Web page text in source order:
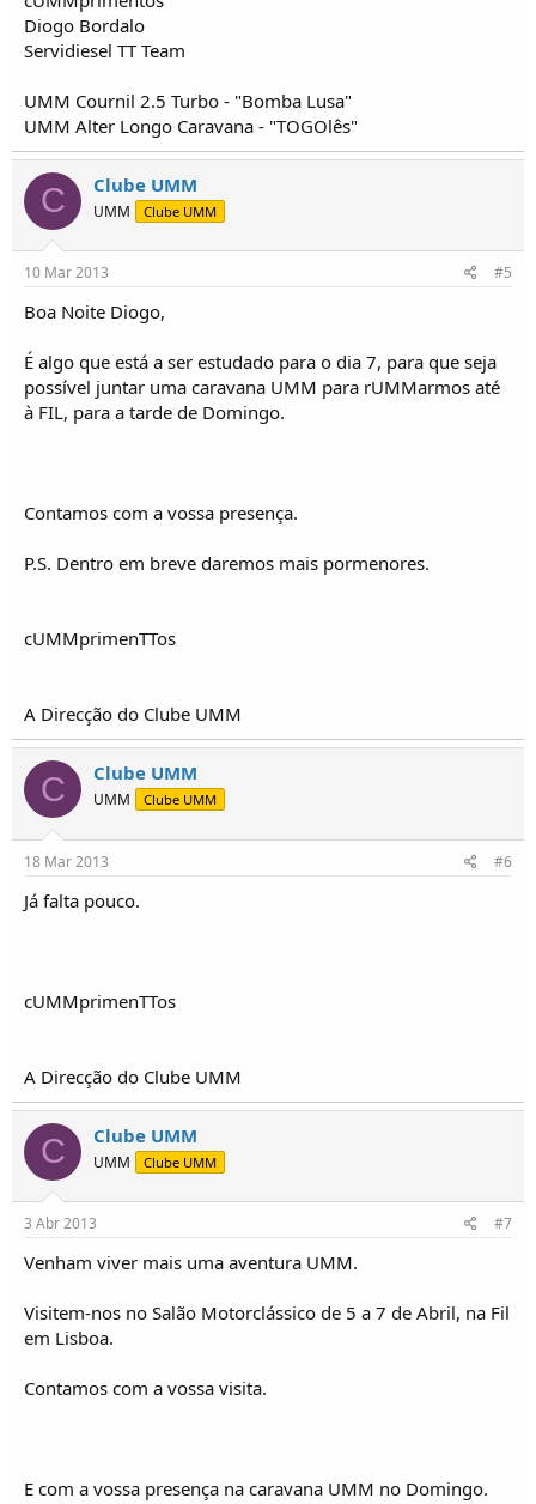
Diogo Bordalo
Servidiesel TT Team
UMM Cournil 2.5 Turbo - "Bomba Lusa"
UMM Alter Longo Caravana - "TOGOlês"
C Clube UMM
UMM Clube UMM
10 Mar 2013 #5
Boa Noite Diogo,
É algo que está a ser estudado para o dia 7, para que seja
possível juntar uma caravana UMM para rUMMarmos até
à FIL, para a tarde de Domingo.
Contamos com a vossa presença.
P.S. Dentro em breve daremos mais pormenores.
cUMMprimenTTos
A Direcção do Clube UMM
C Clube UMM
UMM Clube UMM
18 Mar 2013 #6
Já falta pouco.
cUMMprimenTTos
A Direcção do Clube UMM
C Clube UMM
UMM Clube UMM
3 Abr 2013 #7
Venham viver mais uma aventura UMM.
Visitem-nos no Salão Motorclássico de 5 a 7 de Abril, na Fil
em Lisboa.
Contamos com a vossa visita.
E com a vossa presença na caravana UMM no Domingo.